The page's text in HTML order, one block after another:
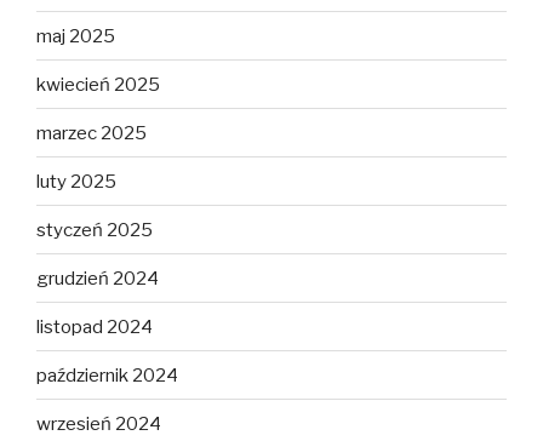
maj 2025
kwiecień 2025
marzec 2025
luty 2025
styczeń 2025
grudzień 2024
listopad 2024
październik 2024
wrzesień 2024